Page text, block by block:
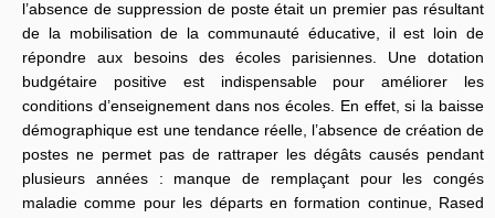
l’absence de suppression de poste était un premier pas résultant
de la mobilisation de la communauté éducative, il est loin de
répondre aux besoins des écoles parisiennes. Une dotation
budgétaire positive est indispensable pour améliorer les
conditions d’enseignement dans nos écoles. En effet, si la baisse
démographique est une tendance réelle, l’absence de création de
postes ne permet pas de rattraper les dégâts causés pendant
plusieurs années : manque de remplaçant pour les congés
maladie comme pour les départs en formation continue, Rased